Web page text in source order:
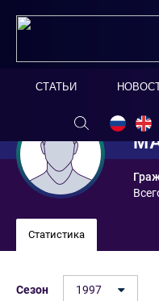
СТАТЬИ
Статистика
Сезон 1997